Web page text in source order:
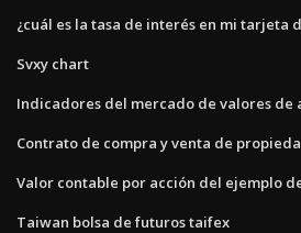
¿cuál es la tasa de interés en mi tarjeta
Svxy chart
Indicadores del mercado de valores de
Contrato de compra y venta de
Valor contable por acción del ejemplo
Taiwan bolsa de futuros taifex